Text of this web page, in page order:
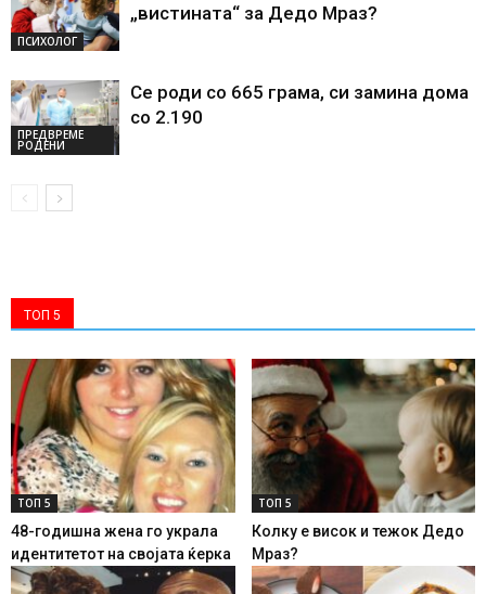
ПСИХОЛОГ
„вистината“ за Дедо Мраз?
ПРЕДВРЕМЕ
РОДЕНИ
Се роди со 665 грама, си замина дома
со 2.190
ТОП 5
ТОП 5
48-годишна жена го украла
идентитетот на својата ќерка
ТОП 5
Колку е висок и тежок Дедо
Мраз?